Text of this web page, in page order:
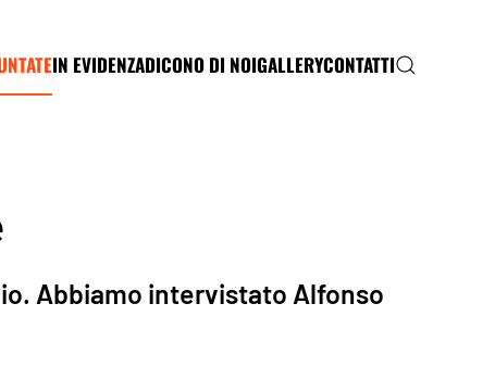
IN EVIDENZADICONO DI NOIGALLERYCONTATTI
Abbiamo intervistato Alfonso